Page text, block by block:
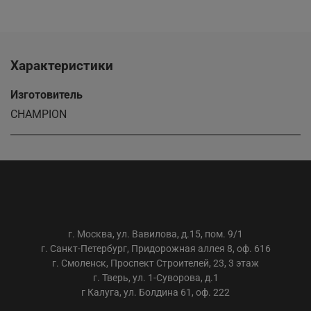
Характеристики
Изготовитель
CHAMPION
г. Москва, ул. Вавилова, д.15, пом. 9/1
г. Санкт-Петербург, Придорожная аллея 8, оф. 616
г. Смоленск, Проспект Строителей, 23, 3 этаж
г. Тверь, ул. 1-Суворова, д.1
г Калуга, ул. Болдина 61, оф. 222